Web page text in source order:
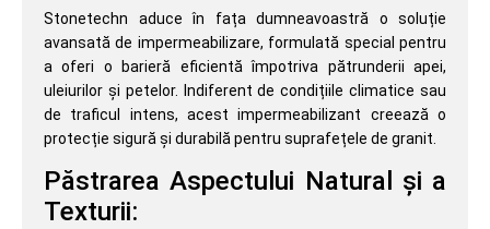
Stonetechn aduce în fața dumneavoastră o soluție
avansată de impermeabilizare, formulată special pentru
a oferi o barieră eficientă împotriva pătrunderii apei,
uleiurilor și petelor. Indiferent de condițiile climatice sau
de traficul intens, acest impermeabilizant creează o
protecție sigură și durabilă pentru suprafețele de granit.
Păstrarea Aspectului Natural și a
Texturii: